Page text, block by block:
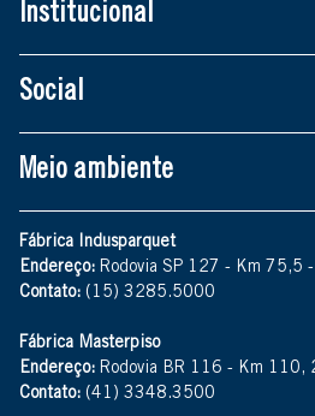
Institucional
Social
Meio ambiente
Fábrica Indusparquet
Endereço: Rodovia SP 127 - Km 75,5
Contato: (15) 3285.5000
Fábrica Masterpiso
Endereço: Rodovia BR 116 - Km 110,
Contato: (41) 3348.3500